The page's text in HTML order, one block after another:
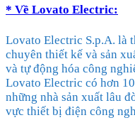
* Về Lovato Electric:
Lovato Electric S.p.A. là
chuyên thiết kế và sản
và tự động hóa công
Lovato Electric có hơn
những nhà sản xuất lâu
vực thiết bị điện công